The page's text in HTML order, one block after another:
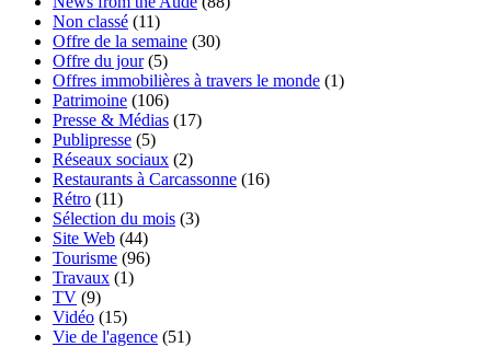
Non classé (11)
Offre de la semaine (30)
Offre du jour(5)
Offres immobilières à travers le monde (1)
Patrimoine (106)
Presse & Médias (17)
Publipresse (5)
Réseaux sociaux (2)
Restaurants à Carcassonne (16)
Rétro (11)
Sélection du mois (3)
Site Web (44)
Tourisme (96)
Travaux (1)
TV (9)
Vidéo (15)
Vie de l'agence (51)